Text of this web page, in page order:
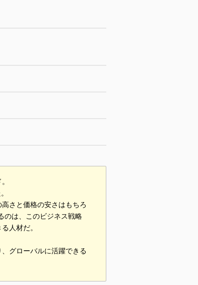
さと価格の安さはもちろ
のは、このビジネス戦略
人材だ。
グローバルに活躍できる